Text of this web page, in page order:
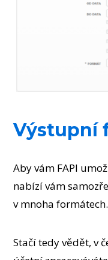
Výstupní
Aby vám FAPI
nabízí vám
v mnoha formátech.
Stačí tedy vědět, v